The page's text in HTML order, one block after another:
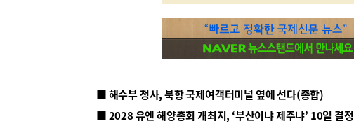
■ 해수부 청사, 북항 국제여객터미널 옆에 선다(종합)
■ 2028 유엔 해양총회 개최지, ‘부산이냐 제주냐’ 10일 결정